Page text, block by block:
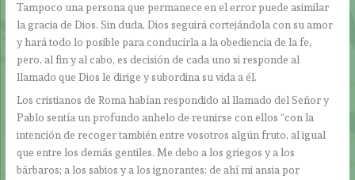
Tampoco una persona que permanece en el error puede asimilar
la gracia de Dios. Sin duda, Dios seguirá cortejándola con su amor
y hará todo lo posible para conducirla a la obediencia de la fe,
pero, al fin y al cabo, es decisión de cada uno si responde al
llamado que Dios le dirige y subordina su vida a él.
Los cristianos de Roma habían respondido al llamado del Señor y
Pablo sentía un profundo anhelo de reunirse con ellos “con la
intención de recoger también entre vosotros algún fruto, al igual
que entre los demás gentiles. Me debo a los griegos y a los
bárbaros; a los sabios y a los ignorantes: de ahí mi ansia por